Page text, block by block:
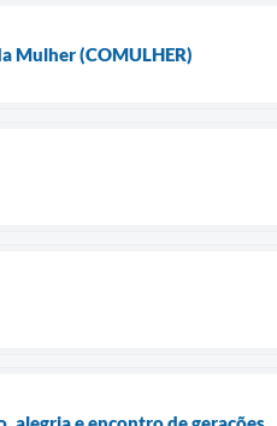
Mulher (COMULHER)